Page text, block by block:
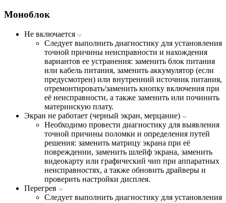
Моноблок
Не включается
Следует выполнить диагностику для установления
точной причины неисправности и нахождения
вариантов ее устранения: заменить блок питания
или кабель питания, заменить аккумулятор (если
предусмотрен) или внутренний источник питания,
отремонтировать/заменить кнопку включения при
её неисправности, а также заменить или починить
материнскую плату.
Экран не работает (черный экран, мерцание)
Необходимо провести диагностику для выявления
точной причины поломки и определения путей
решения: заменить матрицу экрана при её
повреждении, заменить шлейф экрана, заменить
видеокарту или графический чип при аппаратных
неисправностях, а также обновить драйверы и
проверить настройки дисплея.
Перегрев
Следует выполнить диагностику для установления